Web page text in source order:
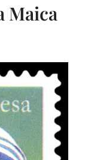
Maica